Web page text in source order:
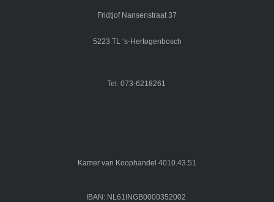
Fridtjof Nansenstraat 37
5223 TL ‘s-Hertogenbosch
Tel: 073-6218261
Kamer van Koophandel 4010.43.51
IBAN: NL61INGB0000352002